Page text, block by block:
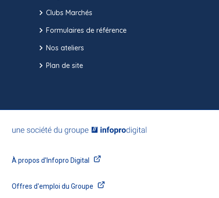
Clubs Marchés
Formulaires de référence
Nos ateliers
Plan de site